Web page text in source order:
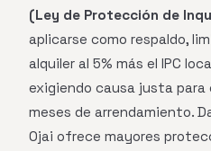
(Ley de Protección de
aplicarse como respaldo,
alquiler al 5% más el IPC
exigiendo causa justa para
meses de arrendamiento.
Ojai ofrece mayores